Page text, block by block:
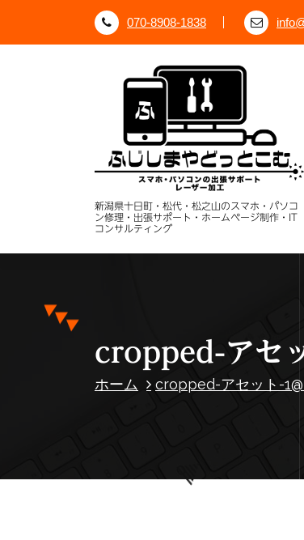
テ
070-8908-1838
新潟県十日町・松代・松之山のスマホ・パソコ
ン修理・出張サポート・ホームページ制作・IT
コンサルティング
cropped-アセ
ホーム cropped-アセット-